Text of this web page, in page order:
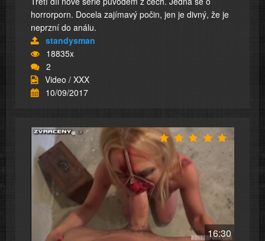
horrorporn. Docela zajímavý počin, jen je divný, že je
neprzní do análu.
standysman
18835x
2
Video / XXX
10/09/2017
16:30